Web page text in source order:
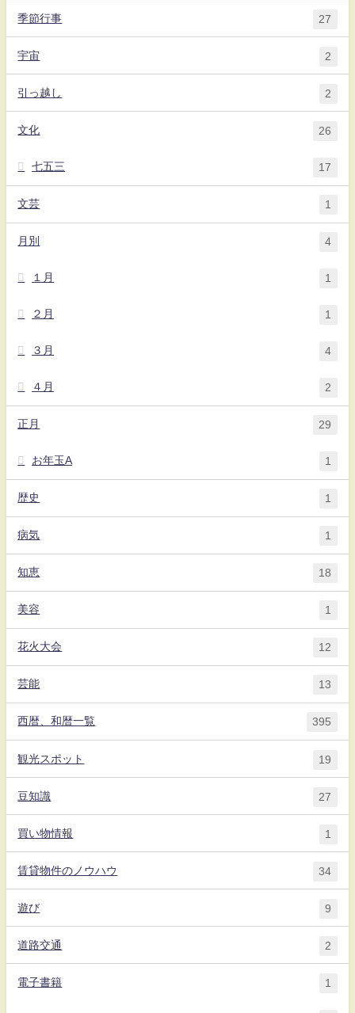
季節行事 27
宇宙 2
引っ越し 2
文化 26
七五三 17
文芸 1
月別 4
１月 1
２月 1
３月 4
４月 2
正月 29
お年玉A 1
歴史 1
病気 1
知恵 18
美容 1
花火大会 12
芸能 13
西暦、和暦一覧 395
観光スポット 19
豆知識 27
買い物情報 1
賃貸物件のノウハウ 34
遊び 9
道路交通 2
電子書籍 1